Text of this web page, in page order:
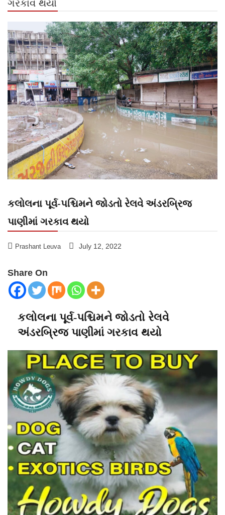
ગરકાવ થયો
કલોલના પૂર્વ-પશ્ચિમને જોડતો રેલવે અંડરબ્રિજ
પાણીમાં ગરકાવ થયો
Prashant Leuva July 12, 2022
Share On
કલોલના પૂર્વ-પશ્ચિમને જોડતો રેલવે
અંડરબ્રિજ પાણીમાં ગરકાવ થયો